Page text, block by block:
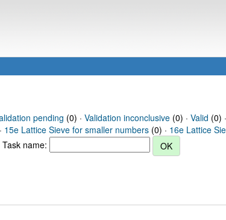
pending (0) · Validation inconclusive(0) · Valid (0) ·
15e Lattice Sieve for smaller numbers (0) · 16e Lattice
Task name: